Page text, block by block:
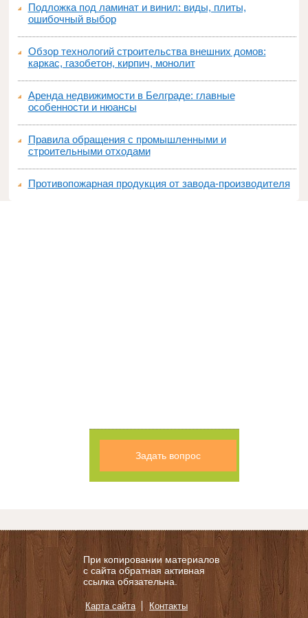
Подложка под ламинат и винил: виды, плиты,
ошибочный выбор
Обзор технологий строительства внешних домов:
каркас, газобетон, кирпич, монолит
Аренда недвижимости в Белграде: главные
особенности и нюансы
Правила обращения с промышленными и
строительными отходами
Противопожарная продукция от завода-производителя
Задать вопрос
При копировании материалов
с сайта обратная активная
ссылка обязательна.
Карта сайта Контакты